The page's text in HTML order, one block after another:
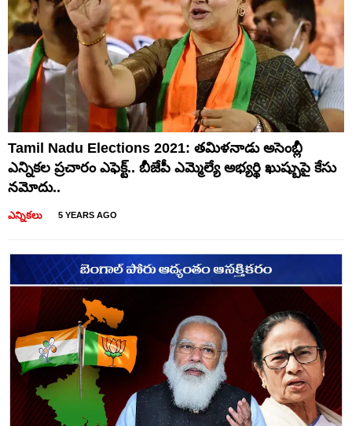
Tamil Nadu Elections 2021: తమిళనాడు అసెంబ్లీ
ఎన్నికల ప్రచారం ఎఫెక్ట్.. బీజేపీ ఎమ్మెల్యే అభ్యర్థి ఖుష్బుపై కేసు
నమోదు..
ఎన్నికలు 5 YEARS AGO